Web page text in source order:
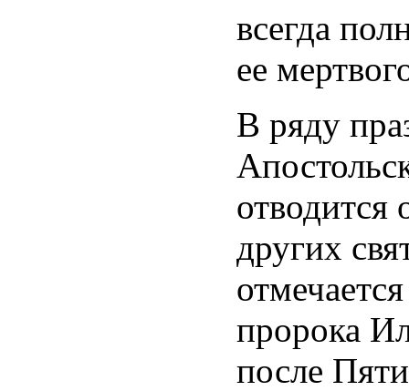
всегда
ее
В ряду
отводится
других
пророка
после